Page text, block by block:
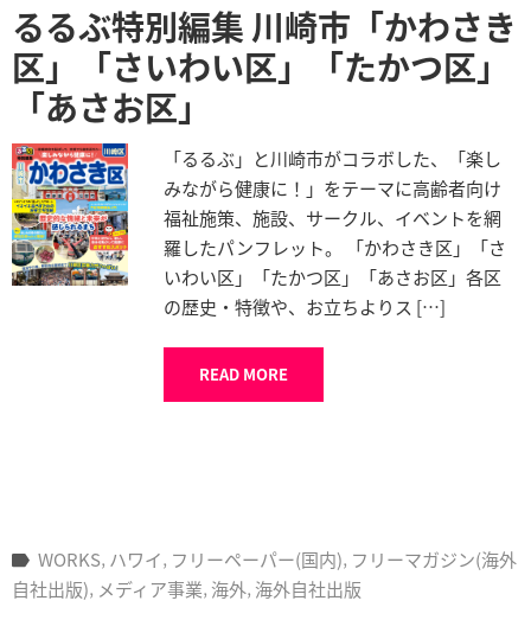
るるぶ特別編集 川崎市「かわさき
区」「さいわい区」「たかつ区」
「あさお区」
「るるぶ」と川崎市がコラボした、「楽し
みながら健康に！」をテーマに高齢者向け
福祉施策、施設、サークル、イベントを網
羅したパンフレット。 「かわさき区」「さ
いわい区」「たかつ区」「あさお区」各区
の歴史・特徴や、お立ちよりス […]
READ MORE
WORKS‚ ハワイ‚ フリーペーパー(国内)‚ フリーマガジン(海外
自社出版)‚ メディア事業‚ 海外‚ 海外自社出版